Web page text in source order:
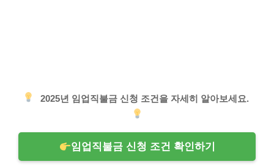
2025년 임업직불금 신청 조건을 자세히 알아보세요.
임업직불금 신청 조건 확인하기